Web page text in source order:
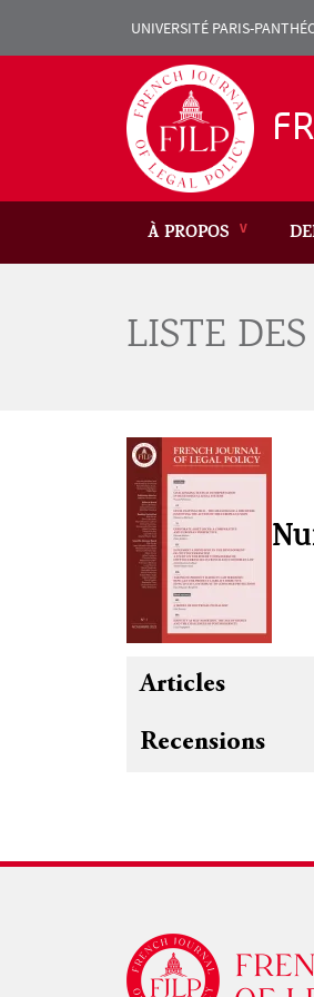
Aller au contenu principal
Menu liste sites
UNIVERSITÉ PARIS-
À PROPOS
LISTE
Articles
Recensions